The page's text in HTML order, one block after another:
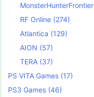
MonsterHunterFrontier
RF Online (274)
Atlantica (129)
AION (57)
TERA (37)
PS VITA Games (17)
PS3 Games (46)